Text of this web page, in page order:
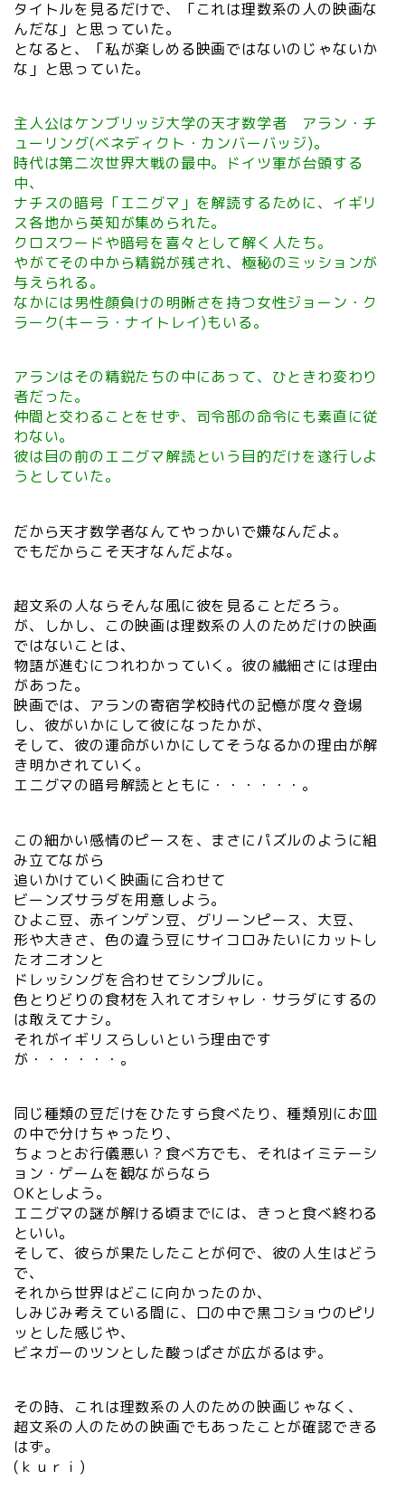
タイトルを見るだけで、「これは理数系の人の映画な
んだな」と思っていた。
となると、「私が楽しめる映画ではないのじゃないか
な」と思っていた。
主人公はケンブリッジ大学の天才数学者 アラン・チ
ューリング(ベネディクト・カンバーバッジ)。
時代は第二次世界大戦の最中。ドイツ軍が台頭する
中、
ナチスの暗号「エニグマ」を解読するために、 イギリ
ス各地から英知が集められた。
クロスワードや暗号を喜々として解く人たち。
やがてその中から精鋭が残され、極秘のミッションが
与えられる。
なかには男性顔負けの明晰さを持つ女性ジョーン・ク
ラーク(キーラ・ナイトレイ)もいる。
アランはその精鋭たちの中にあって、ひときわ変わり
者だった。
仲間と交わることをせず、司令部の命令にも素直に従
わない。
彼は目の前のエニグマ解読という目的だけを遂行しよ
うとしていた。
だから天才数学者なんてやっかいで嫌なんだよ。
でもだからこそ天才なんだよな。
超文系の人ならそんな風に彼を見ることだろう。
が、しかし、この映画は理数系の人のためだけの映画
ではないことは、
物語が進むにつれわかっていく。彼の繊細さには理由
があった。
映画では、アランの寄宿学校時代の記憶が度々登場
し、彼がいかにして彼になったかが、
そして、彼の運命がいかにしてそうなるかの理由が解
き明かされていく。
エニグマの暗号解読とともに・・・・・・。
この細かい感情のピースを、まさにパズルのように組
み立てながら
追いかけていく映画に合わせて
ビーンズサラダを用意しよう。
ひよこ豆、赤インゲン豆、グリーンピース、大豆、
形や大きさ、色の違う豆にサイコロみたいにカットし
たオニオンと
ドレッシングを合わせてシンプルに。
色とりどりの食材を入れてオシャレ・サラダにするの
は敢えてナシ。
それがイギリスらしいという理由です
が・・・・・・。
同じ種類の豆だけをひたすら食べたり、種類別にお皿
の中で分けちゃったり、
ちょっとお行儀悪い？食べ方でも、それはイミテーシ
ョン・ゲームを観ながらなら
OKとしよう。
エニグマの謎が解ける頃までには、きっと食べ終わる
といい。
そして、彼らが果たしたことが何で、彼の人生はどう
で、
それから世界はどこに向かったのか、
しみじみ考えている間に、口の中で黒コショウのピリ
ッとした感じや、
ビネガーのツンとした酸っぱさが広がるはず。
その時、これは理数系の人のための映画じゃなく、
超文系の人のための映画でもあったことが確認できる
はず。
(ｋｕｒｉ)